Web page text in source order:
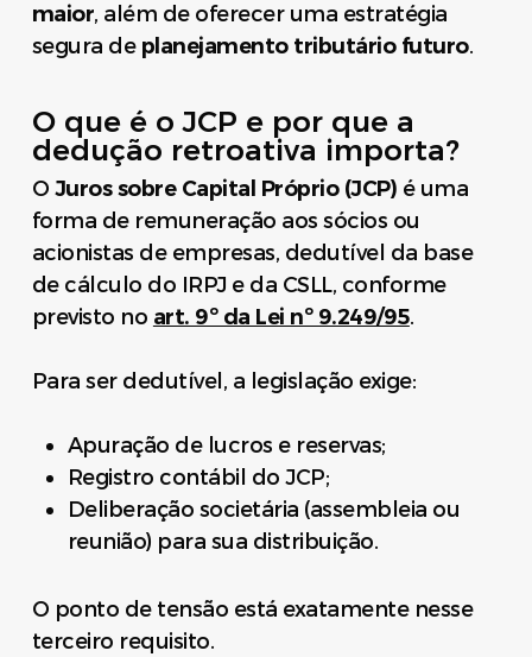
maior, além de oferecer uma estratégia
segura de planejamento tributário futuro.
O que é o JCP e por que a
dedução retroativa importa?
O Juros sobre Capital Próprio (JCP) é uma
forma de remuneração aos sócios ou
acionistas de empresas, dedutível da base
de cálculo do IRPJ e da CSLL, conforme
previsto no art. 9º da Lei nº 9.249/95.
Para ser dedutível, a legislação exige:
Apuração de lucros e reservas;
Registro contábil do JCP;
Deliberação societária (assembleia ou
reunião) para sua distribuição.
O ponto de tensão está exatamente nesse
terceiro requisito.